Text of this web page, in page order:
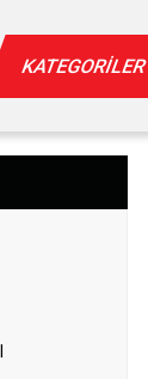
KATEGORİLER